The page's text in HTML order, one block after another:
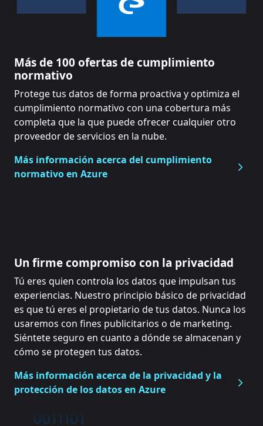
Más de 100 ofertas de cumplimiento
normativo
Protege tus datos de forma proactiva y optimiza el
cumplimiento normativo con una cobertura más
completa que la que puede ofrecer cualquier otro
proveedor de servicios en la nube.
Más información acerca del cumplimiento
normativo en Azure
Un firme compromiso con la privacidad
Tú eres quien controla los datos que impulsan tus
experiencias. Nuestro principio básico de privacidad
es que tú eres el propietario de tus datos. Nunca los
usaremos con fines publicitarios o de marketing.
Siéntete seguro en cuanto a dónde se almacenan y
cómo se protegen tus datos.
Más información acerca de la privacidad y la
protección de los datos en Azure